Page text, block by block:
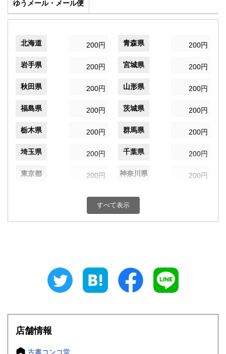
ゆうメール・メール便
北海道 200円 青森県 200円
岩手県 200円 宮城県 200円
秋田県 200円 山形県 200円
福島県 200円 茨城県 200円
栃木県 200円 群馬県 200円
埼玉県 200円 千葉県 200円
東京都 200円 神奈川県 200円
200円 富山県
200円 三重県
大阪府
奈良県
すべて表示
店舗情報
古書コンコ堂